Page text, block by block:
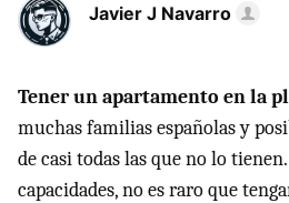
Javier J Navarro
Tener un apartamento en la
muchas familias españolas y
de casi todas las que no lo
capacidades, no es raro que